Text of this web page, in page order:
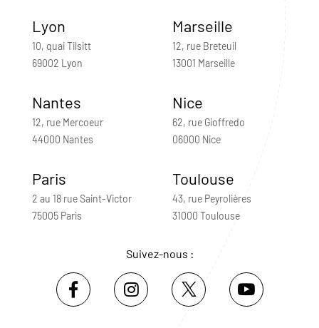
Lyon
10, quai Tilsitt
69002 Lyon
Marseille
12, rue Breteuil
13001 Marseille
Nantes
12, rue Mercoeur
44000 Nantes
Nice
62, rue Gioffredo
06000 Nice
Paris
2 au 18 rue Saint-Victor
75005 Paris
Toulouse
43, rue Peyrolières
31000 Toulouse
Suivez-nous :